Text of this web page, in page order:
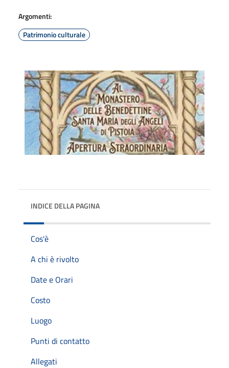
Argomenti:
Patrimonio culturale
INDICE DELLA PAGINA
Cos'è
A chi è rivolto
Date e Orari
Costo
Luogo
Punti di contatto
Allegati